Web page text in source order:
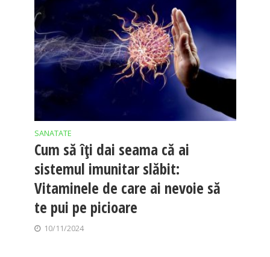
SANATATE
Cum să îți dai seama că ai
sistemul imunitar slăbit:
Vitaminele de care ai nevoie să
te pui pe picioare
10/11/2024